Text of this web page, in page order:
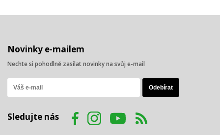
Novinky e-mailem
Nechte si pohodlně zasílat novinky na svůj e-mail
Sledujte nás